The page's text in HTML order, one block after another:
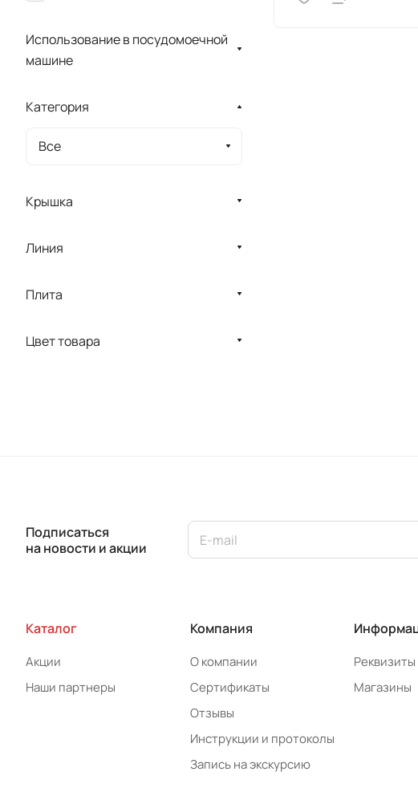
Использование в посудомоечной
машине
Категория
Все
Крышка
Линия
Плита
Цвет товара
Подписаться
на новости и акции
Каталог
Акции
Наши партнеры
Компания
О компании
Сертификаты
Отзывы
Инструкции и протоколы
Запись на экскурсию
Реквизиты
Магазины